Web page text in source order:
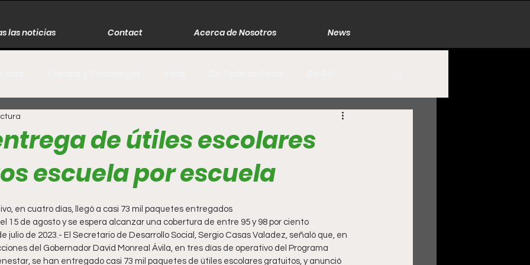
las noticias Contact Acerca de Nosotros News
Naturaleza
Literatura Internacional Moda Cine Zacatecas
Espectáculos Economía David Monreal Ávila
de útiles escolares
escuela por escuela
en cuatro días, llegó a casi 73 mil paquetes entregados
15 de agosto y se espera alcanzar una cobertura de entre 95 y 98 por ciento
julio de 2023.- El Secretario de Desarrollo Social, Sergio Casas Valadez, señaló que, en
del Gobernador David Monreal Ávila, en tres días de operativo del Programa
se han entregado casi 73 mil paquetes de útiles escolares gratuitos, y anunció